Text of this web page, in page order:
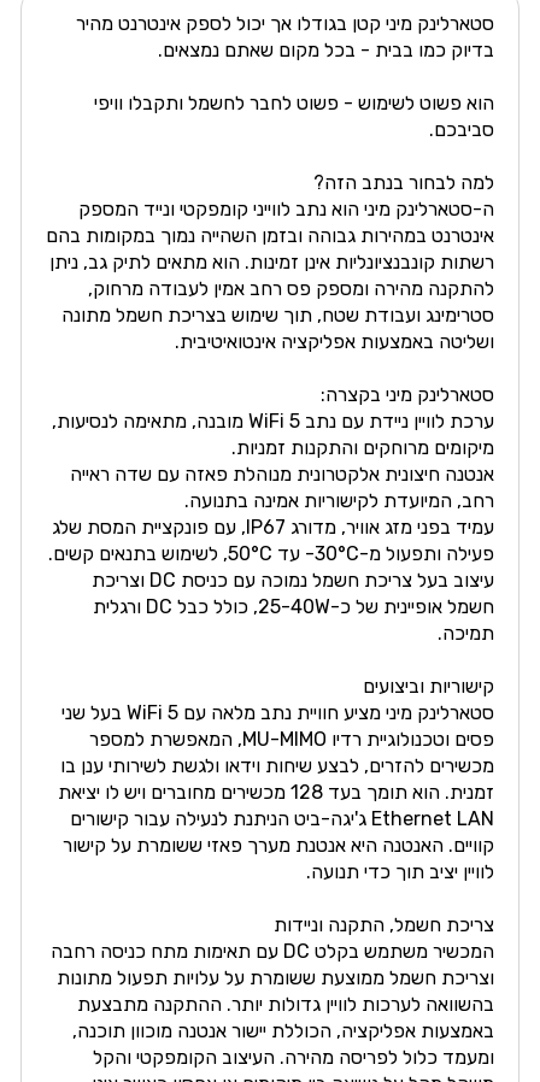
סטארלינק מיני קטן בגודלו אך יכול לספק אינטרנט מהיר
בדיוק כמו בבית - בכל מקום שאתם נמצאים.
הוא פשוט לשימוש - פשוט לחבר לחשמל ותקבלו וויפי
סביבכם.
למה לבחור בנתב הזה?
ה-סטארלינק מיני הוא נתב לווייני קומפקטי ונייד המספק
אינטרנט במהירות גבוהה ובזמן השהייה נמוך במקומות בהם
רשתות קונבנציונליות אינן זמינות. הוא מתאים לתיק גב, ניתן
להתקנה מהירה ומספק פס רחב אמין לעבודה מרחוק,
סטרימינג ועבודת שטח, תוך שימוש בצריכת חשמל מתונה
ושליטה באמצעות אפליקציה אינטואיטיבית.
סטארלינק מיני בקצרה:
ערכת לוויין ניידת עם נתב WiFi 5 מובנה, מתאימה לנסיעות,
מיקומים מרוחקים והתקנות זמניות.
אנטנה חיצונית אלקטרונית מנוהלת פאזה עם שדה ראייה
רחב, המיועדת לקישוריות אמינה בתנועה.
עמיד בפני מזג אוויר, מדורג IP67, עם פונקציית המסת שלג
פעילה ותפעול מ-30°C- עד 50°C, לשימוש בתנאים קשים.
עיצוב בעל צריכת חשמל נמוכה עם כניסת DC וצריכת
חשמל אופיינית של כ-25-40W, כולל כבל DC ורגלית
תמיכה.
קישוריות וביצועים
סטארלינק מיני מציע חוויית נתב מלאה עם WiFi 5 בעל שני
פסים וטכנולוגיית רדיו MU-MIMO, המאפשרת למספר
מכשירים להזרים, לבצע שיחות וידאו ולגשת לשירותי ענן בו
זמנית. הוא תומך בעד 128 מכשירים מחוברים ויש לו יציאת
Ethernet LAN ג'יגה-ביט הניתנת לנעילה עבור קישורים
קוויים. האנטנה היא אנטנת מערך פאזי ששומרת על קישור
לוויין יציב תוך כדי תנועה.
צריכת חשמל, התקנה וניידות
המכשיר משתמש בקלט DC עם תאימות מתח כניסה רחבה
וצריכת חשמל ממוצעת ששומרת על עלויות תפעול מתונות
בהשוואה לערכות לוויין גדולות יותר. ההתקנה מתבצעת
באמצעות אפליקציה, הכוללת יישור אנטנה מוכוון תוכנה,
ומעמד כלול לפריסה מהירה. העיצוב הקומפקטי והקל